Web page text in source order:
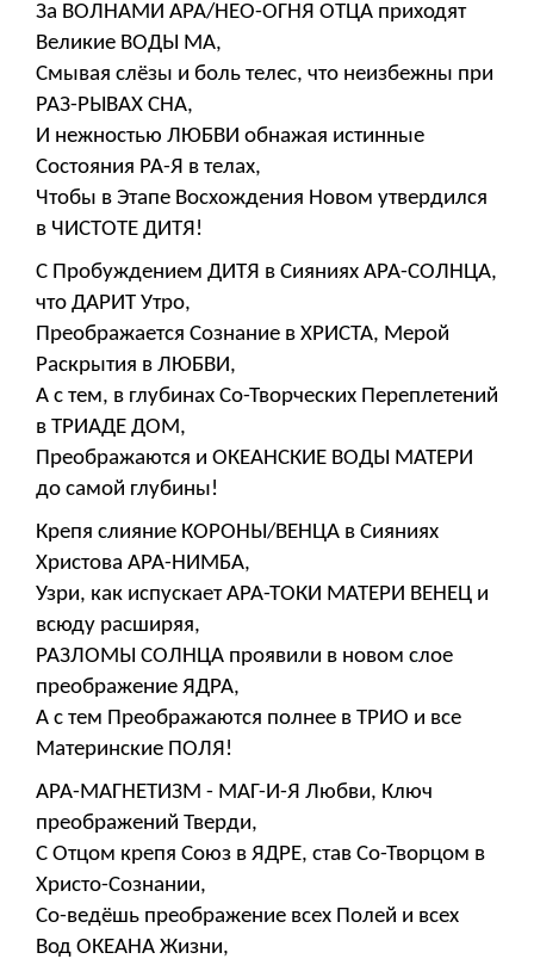
За ВОЛНАМИ АРА/НЕО-ОГНЯ ОТЦА приходят
Великие ВОДЫ МА,
Смывая слёзы и боль телес, что неизбежны при
РАЗ-РЫВАХ СНА,
И нежностью ЛЮБВИ обнажая истинные
Состояния РА-Я в телах,
Чтобы в Этапе Восхождения Новом утвердился
в ЧИСТОТЕ ДИТЯ!
С Пробуждением ДИТЯ в Сияниях АРА-СОЛНЦА,
что ДАРИТ Утро,
Преображается Сознание в ХРИСТА, Мерой
Раскрытия в ЛЮБВИ,
А с тем, в глубинах Со-Творческих Переплетений
в ТРИАДЕ ДОМ,
Преображаются и ОКЕАНСКИЕ ВОДЫ МАТЕРИ
до самой глубины!
Крепя слияние КОРОНЫ/ВЕНЦА в Сияниях
Христова АРА-НИМБА,
Узри, как испускает АРА-ТОКИ МАТЕРИ ВЕНЕЦ и
всюду расширяя,
РАЗЛОМЫ СОЛНЦА проявили в новом слое
преображение ЯДРА,
А с тем Преображаются полнее в ТРИО и все
Материнские ПОЛЯ!
АРА-МАГНЕТИЗМ - МАГ-И-Я Любви, Ключ
преображений Тверди,
С Отцом крепя Союз в ЯДРЕ, став Со-Творцом в
Христо-Сознании,
Со-ведёшь преображение всех Полей и всех
Вод ОКЕАНА Жизни,